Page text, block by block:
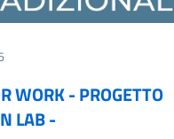
WORK - PROGETTO
LAB -